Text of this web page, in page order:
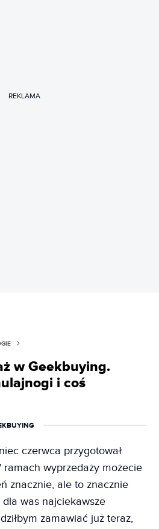
REKLAMA
w Geekbuying.
i coś
czerwca przygotował
ramach wyprzedaży możecie
znacznie, ale to znacznie
was najciekawsze
zamawiać już teraz,